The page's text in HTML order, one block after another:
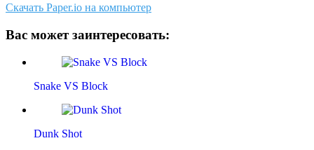
Скачать Paper.io на компьютер
Вас может заинтересовать:
Snake VS Block
Dunk Shot